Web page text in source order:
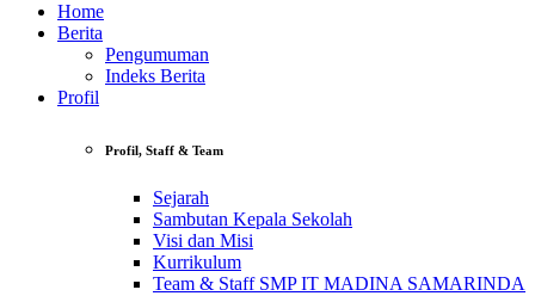
Home
Berita
Pengumuman
Indeks Berita
Profil
Profil, Staff & Team
Sejarah
Sambutan Kepala Sekolah
Visi dan Misi
Kurrikulum
Team & Staff SMP IT MADINA SAMARINDA